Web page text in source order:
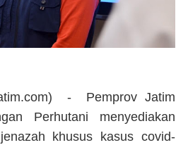
-
Pemprov Jatim
Perhutani menyediakan
khusus kasus covid-